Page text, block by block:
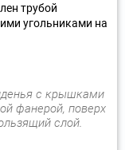
трубой
угольниками на
с крышками
фанерой, поверх
слой.